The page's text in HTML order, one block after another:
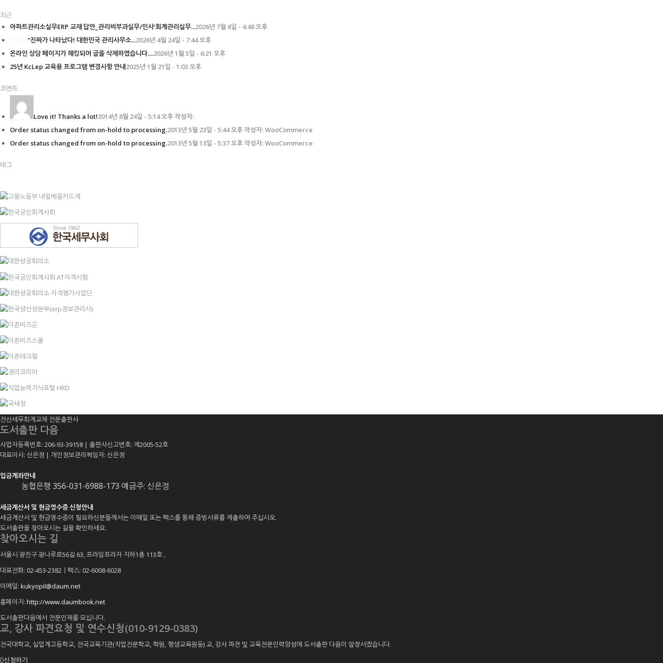
최근
아파트관리소실무ERP 교재 답안_관리비부과실무/인사’회계관리실무...2026년 7월 8일 - 4:48 오후
“진짜가 나타났다! 대한민국 관리사무소...2026년 4월 24일 - 7:44 오후
온라인 상담 페이지가 해킹되어 글을 삭제하였습니다....2026년 1월 5일 - 6:21 오후
25년 KcLep 교육용 프로그램 변경사항 안내2025년 1월 21일 - 1:03 오후
코멘트
Love it! Thanks a lot!2014년 8월 24일 - 5:14 오후 작성자:
Order status changed from on-hold to processing.2013년 5월 23일 - 5:44 오후 작성자: WooCommerce
Order status changed from on-hold to processing.2013년 5월 13일 - 5:37 오후 작성자: WooCommerce
태그
전산세무회계교재 전문출판사
도서출판 다음
사업자등록번호: 206-93-39158 | 출판사신고번호: 제2005-52호
대표이사: 신은정 | 개인정보관리책임자: 신은정
입금계좌안내
농협은행 356-031-6988-173 예금주: 신은정
세금계산서 및 현금영수증 신청안내
세금계산서 및 현금영수증이 필요하신분들께서는 이메일 또는 팩스를 통해 증빙서류를 제출하여 주십시오.
도서출판을 찾아오시는 길을 확인하세요.
찾아오시는 길
서울시 광진구 광나루로56길 63, 프라임프라자 지하1층 113호 ,
대표전화: 02-453-2382ㅣ팩스: 02-6008-6028
이메일: kukyopil@daum.net
홈페이지: http://www.daumbook.net
도서출판다음에서 전문인재를 모십니다.
교, 강사 파견요청 및 연수신청(010-9129-0383)
전국대학교, 실업계고등학교, 전국교육기관(직업전문학교, 학원, 평생교육원등) 교, 강사 파견 및 교육전문인력양성에 도서출판 다음이 앞장서겠습니다.
신청하기